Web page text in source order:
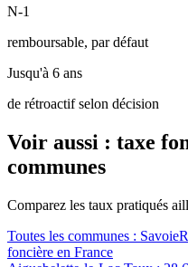
N-1
remboursable, par défaut
Jusqu'à 6 ans
de rétroactif selon décision
Voir aussi : taxe
communes
Comparez les taux pratiqués
Toutes les communes : Savoie
foncière en France